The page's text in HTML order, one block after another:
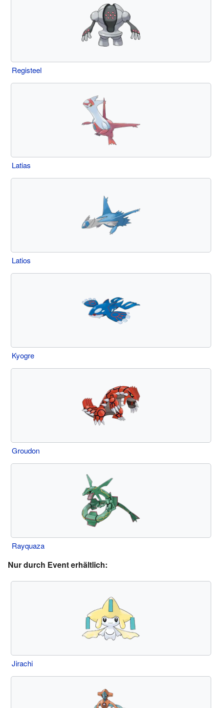
Registeel
Latias
Latios
Kyogre
Groudon
Rayquaza
Nur durch Event erhältlich:
Jirachi